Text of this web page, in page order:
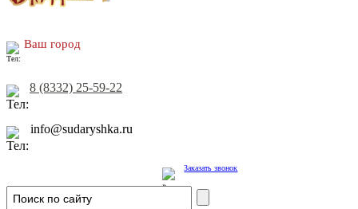
Ваш город
8 (8332) 25-59-22
info@sudaryshka.ru
Заказать звонок